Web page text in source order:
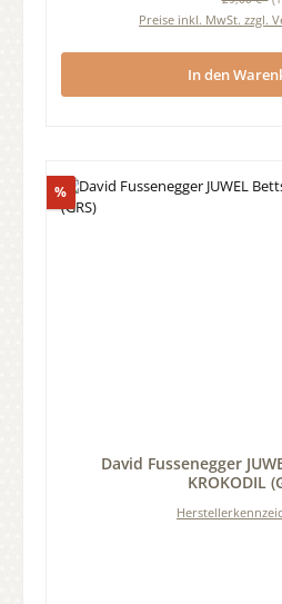
Preise inkl. MwSt. zzgl.
In den
%Rabatt
David Fussenegger
KROKODIL